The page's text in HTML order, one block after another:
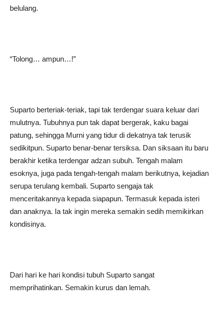
belulang.
“Tolong… ampun…!”
Suparto berteriak-teriak, tapi tak terdengar suara keluar dari
mulutnya. Tubuhnya pun tak dapat bergerak, kaku bagai
patung, sehingga Murni yang tidur di dekatnya tak terusik
sedikitpun. Suparto benar-benar tersiksa. Dan siksaan itu baru
berakhir ketika terdengar adzan subuh. Tengah malam
esoknya, juga pada tengah-tengah malam berikutnya, kejadian
serupa terulang kembali. Suparto sengaja tak
menceritakannya kepada siapapun. Termasuk kepada isteri
dan anaknya. Ia tak ingin mereka semakin sedih memikirkan
kondisinya.
Dari hari ke hari kondisi tubuh Suparto sangat
memprihatinkan. Semakin kurus dan lemah.